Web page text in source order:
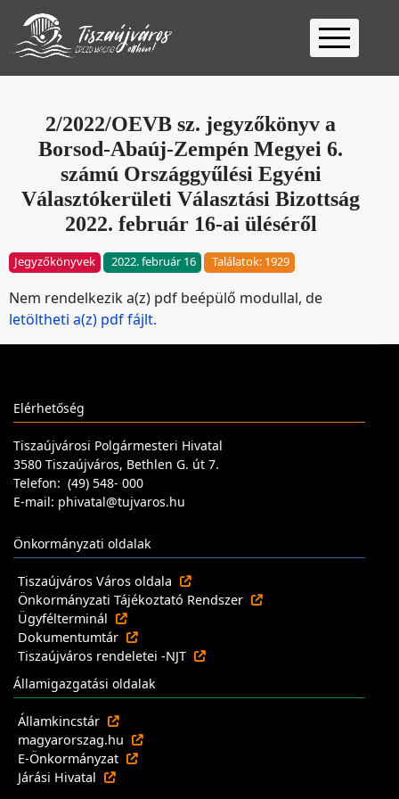
Kezdőlap
Ügyintézés
Választás
2026 Fontos
2/2022/OEVB sz. jegyzőkönyv a
Borsod-Abaúj-Zempén Megyei 6.
számú Országgyűlési Egyéni
Választókerületi Választási Bizottság
2022. február 16-ai üléséről
Jegyzőkönyvek 2022. február 16 Találatok: 1929
Nem rendelkezik a(z) pdf beépülő modullal, de
letöltheti a(z) pdf fájlt.
Elérhetőség
Tiszaújvárosi Polgármesteri Hivatal
3580 Tiszaújváros, Bethlen G. út 7.
Telefon: (49) 548- 000
E-mail: phivatal@tujvaros.hu
Önkormányzati oldalak
Tiszaújváros Város oldala
Önkormányzati Tájékoztató Rendszer
Ügyfélterminál
Dokumentumtár
Tiszaújváros rendeletei -NJT
Államigazgatási oldalak
Államkincstár
magyarorszag.hu
E-Önkormányzat
Járási Hivatal